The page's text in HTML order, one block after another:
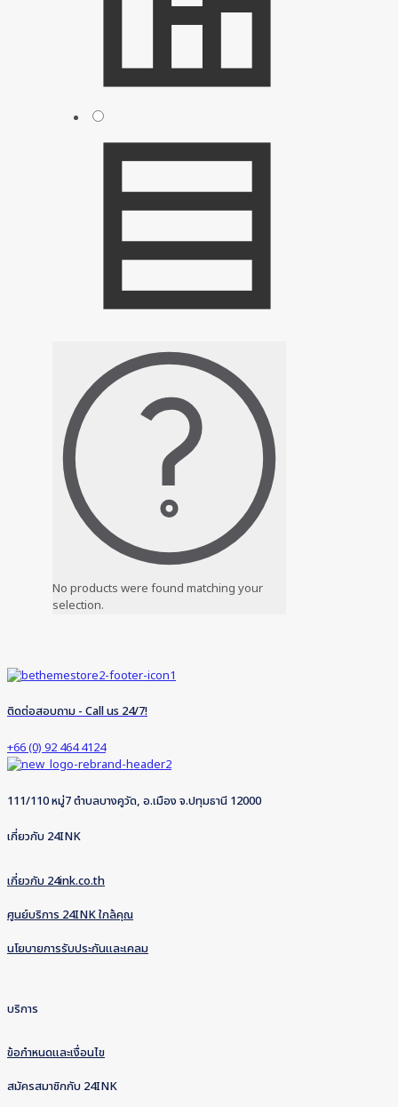
No products were found matching your
selection.
ติดต่อสอบถาม - Call us 24/7!
+66 (0) 92 464 4124
111/110 หมู่7 ตำบลบางคูวัด, อ.เมือง จ.ปทุมธานี 12000
เกี่ยวกับ 24INK
เกี่ยวกับ 24ink.co.th
ศูนย์บริการ 24INK ใกล้คุณ
นโยบายการรับประกันและเคลม
บริการ
ข้อกำหนดและเงื่อนไข
สมัครสมาชิกกับ 24INK